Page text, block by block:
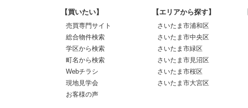
【買いたい】
売買専門サイト
総合物件検索
学区から検索
町名から検索
Webチラシ
現地見学会
お客様の声
【エリアから探す】
さいたま市浦和区
さいたま市中央区
さいたま市緑区
さいたま市見沼区
さいたま市桜区
さいたま市大宮区